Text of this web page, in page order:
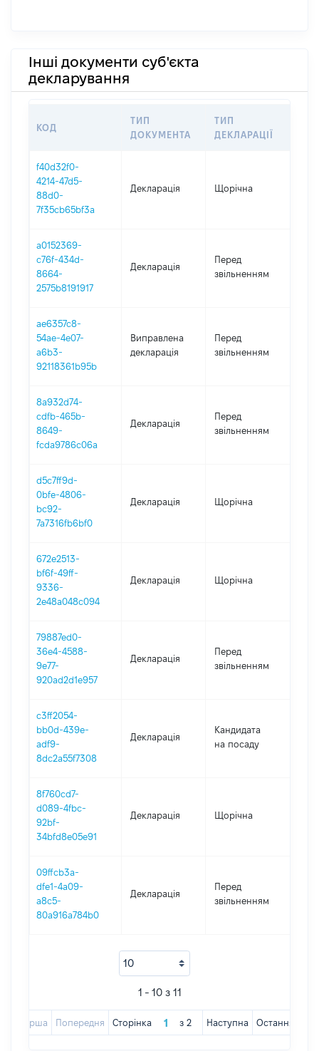
Інші документи суб'єкта
декларування
КОД
ТИП
ДОКУМЕНТА
ТИП
ДЕКЛАРАЦІЇ
f40d32f0-
4214-47d5-
88d0-
7f35cb65bf3a
Декларація Щорічна
a0152369-
c76f-434d-
8664-
2575b8191917
Декларація
Перед
звільненням
ae6357c8-
54ae-4e07-
a6b3-
92118361b95b
Виправлена
декларація
Перед
звільненням
8a932d74-
cdfb-465b-
8649-
fcda9786c06a
Декларація
Перед
звільненням
d5c7ff9d-
0bfe-4806-
bc92-
7a7316fb6bf0
Декларація Щорічна
672e2513-
bf6f-49ff-
9336-
2e48a048c094
Декларація Щорічна
79887ed0-
36e4-4588-
9e77-
920ad2d1e957
Декларація
Перед
звільненням
c3ff2054-
bb0d-439e-
adf9-
8dc2a55f7308
Декларація
Кандидата
на посаду
8f760cd7-
d089-4fbc-
92bf-
34bfd8e05e91
Декларація Щорічна
09ffcb3a-
dfe1-4a09-
a8c5-
80a916a784b0
Декларація
Перед
звільненням
1 - 10 з 11
Перша Попередня Сторінка з 2 Наступна Остання